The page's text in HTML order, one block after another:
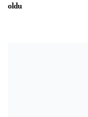
oldu